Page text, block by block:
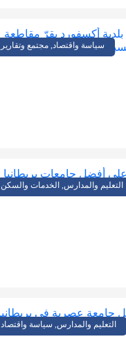
سياسة واقتصاد, مجتمع وتقارير
التعليم والمدارس, الخدمات والسكن
التعليم والمدارس, سياسة واقتصاد